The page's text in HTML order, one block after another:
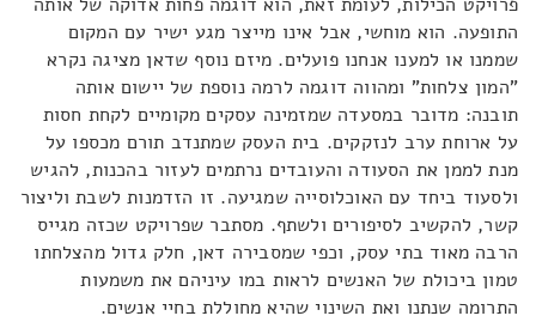
התופעה. הוא מוחשי, אבל אינו מייצר מגע ישיר עם המקום
שממנו או למענו אנחנו פועלים. מיזם נוסף שדאן מציגה נקרא
"המון צלחות" ומהווה דוגמה לרמה נוספת של יישום אותה
תובנה: מדובר במסעדה שמזמינה עסקים מקומיים לקחת חסות
על ארוחת ערב לנזקקים. בית העסק שמתנדב תורם מכספו על
מנת לממן את הסעודה והעובדים נרתמים לעזור בהכנות, להגיש
ולסעוד ביחד עם האוכלוסייה שמגיעה. זו הזדמנות לשבת וליצור
קשר, להקשיב לסיפורים ולשתף. מסתבר שפרויקט שכזה מגייס
הרבה מאוד בתי עסק, וכפי שמסבירה דאן, חלק גדול מהצלחתו
טמון ביכולת של האנשים לראות במו עיניהם את משמעות
התרומה שנתנו ואת השינוי שהיא מחוללת בחיי אנשים.